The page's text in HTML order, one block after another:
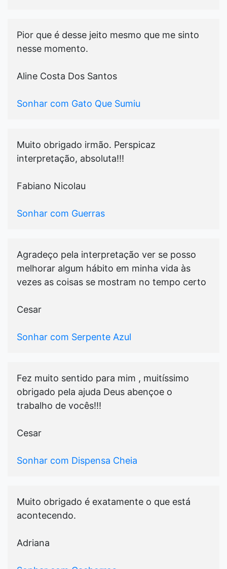
Pior que é desse jeito mesmo que me sinto
nesse momento.
Aline Costa Dos Santos
Sonhar com Gato Que Sumiu
Muito obrigado irmão. Perspicaz
interpretação, absoluta!!!
Fabiano Nicolau
Sonhar com Guerras
Agradeço pela interpretação ver se posso
melhorar algum hábito em minha vida às
vezes as coisas se mostram no tempo certo
Cesar
Sonhar com Serpente Azul
Fez muito sentido para mim , muitíssimo
obrigado pela ajuda Deus abençoe o
trabalho de vocês!!!
Cesar
Sonhar com Dispensa Cheia
Muito obrigado é exatamente o que está
acontecendo.
Adriana